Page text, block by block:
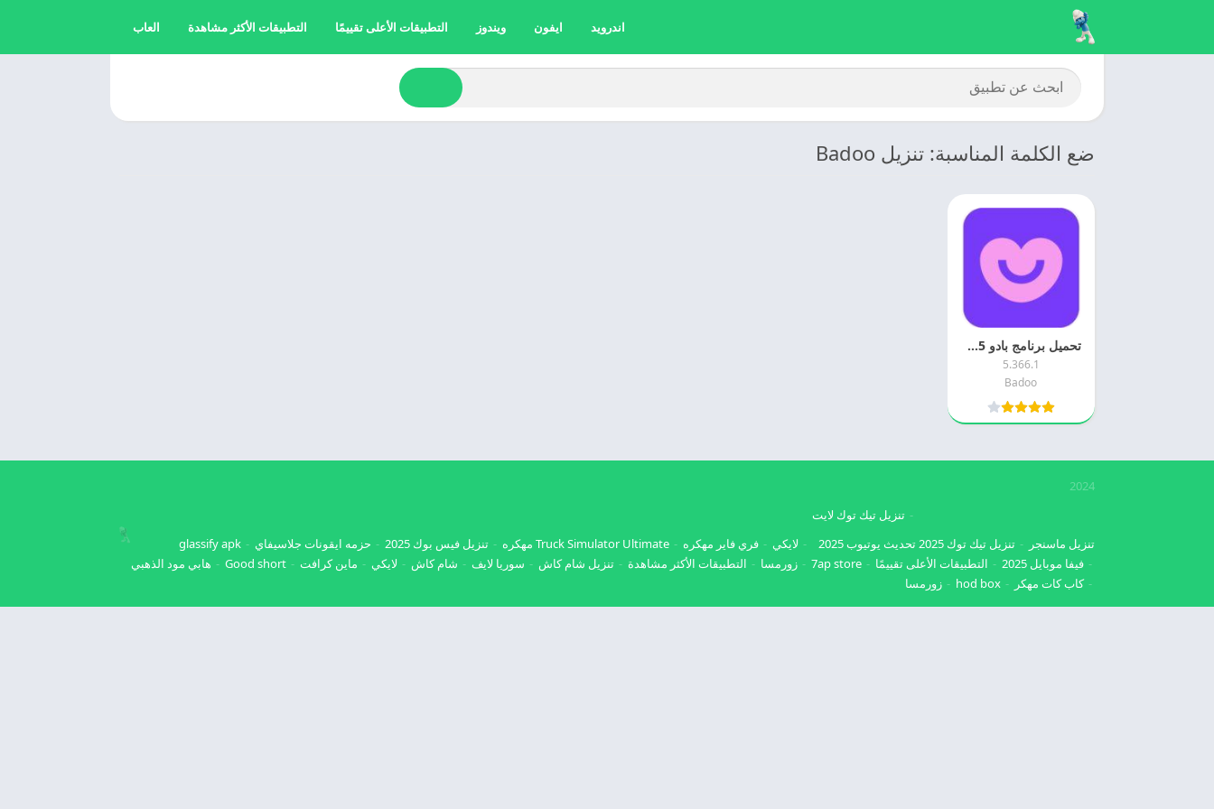
اندرويد ايفون ويندوز التطبيقات الأعلى تقييمًا التطبيقات الأكثر مشاهدة العاب
ضع الكلمة المناسبة: تنزيل Badoo
تحميل برنامج بادو 2025 Badoo مهكر اخر اصدار مجانا
5.366.1
Badoo
2024
تنزيل ماسنجر تنزيل تيك توك 2025
تنزيل تيك توك لايت
تحديث يوتيوب 2025
لايكي فري فاير مهكره Truck Simulator Ultimate مهكره تنزيل فيس بوك 2025 حزمه ايقونات جلاسيفاي
glassify apk
فيفا موبايل 2025
التطبيقات الأعلى تقييمًا 7ap store زورمسا التطبيقات الأكثر مشاهدة تنزيل شام كاش سوريا لايف شام كاش لايكي ماين كرافت Good short
هابي مود الذهبي
كاب كات مهكر
hod box زورمسا